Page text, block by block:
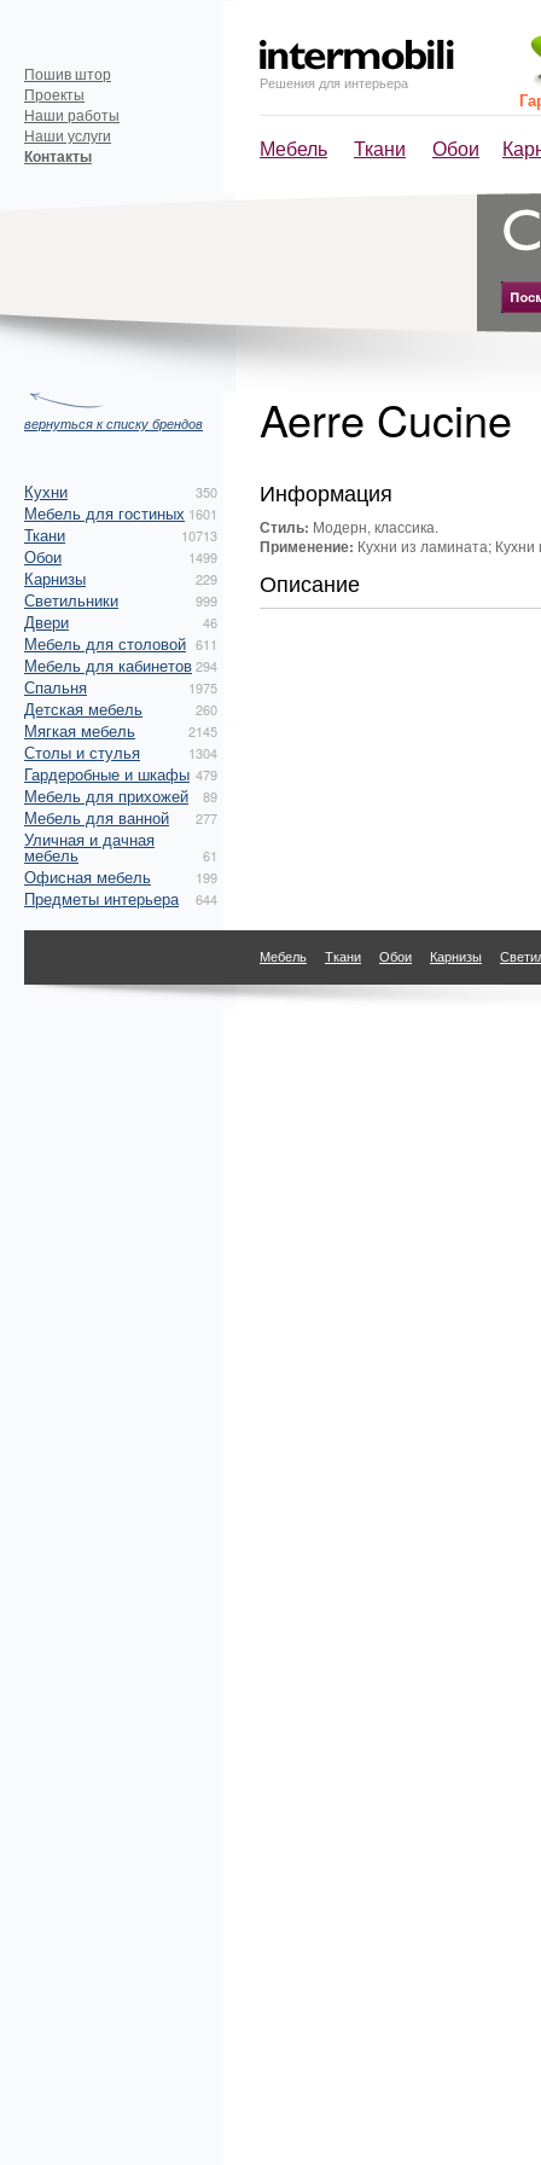
Решения для интерьера
Мебель Ткани Обои
Пошив штор
Проекты
Наши работы
Наши услуги
Контакты
вернуться к списку брендов
Кухни 350
Мебель для гостиных 1601
Ткани 10713
Обои 1499
Карнизы 229
Светильники 999
Двери 46
Мебель для столовой 611
Мебель для кабинетов294
Спальня 1975
Детская мебель 260
Мягкая мебель 2145
Столы и стулья 1304
Гардеробные и шкафы 479
Мебель для прихожей 89
Мебель для ванной 277
Уличная и дачная
мебель 61
Офисная мебель 199
Предметы интерьера 644
Aerre Cucine
Информация
Стиль: Модерн, классика.
Применение: Кухни из ламината;
Описание
Мебель Ткани Обои Карнизы